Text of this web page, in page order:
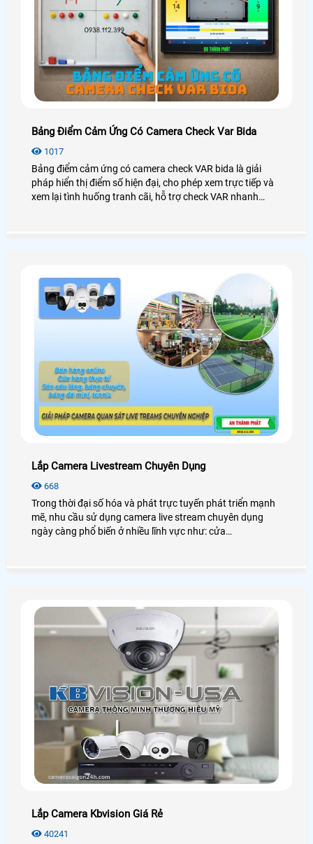
Bảng Điểm Cảm Ứng Có Camera Check Var Bida
1017
Bảng điểm cảm ứng có camera check VAR bida là giải
pháp hiển thị điểm số hiện đại, cho phép xem trực tiếp và
xem lại tình huống tranh cãi, hỗ trợ check VAR nhanh
Lắp Camera Livestream Chuyên Dụng
668
Trong thời đại số hóa và phát trực tuyến phát triển mạnh
mẽ, nhu cầu sử dụng camera live stream chuyên dụng
ngày càng phổ biến ở nhiều lĩnh vực như: cửa
Lắp Camera Kbvision Giá Rẻ
40241